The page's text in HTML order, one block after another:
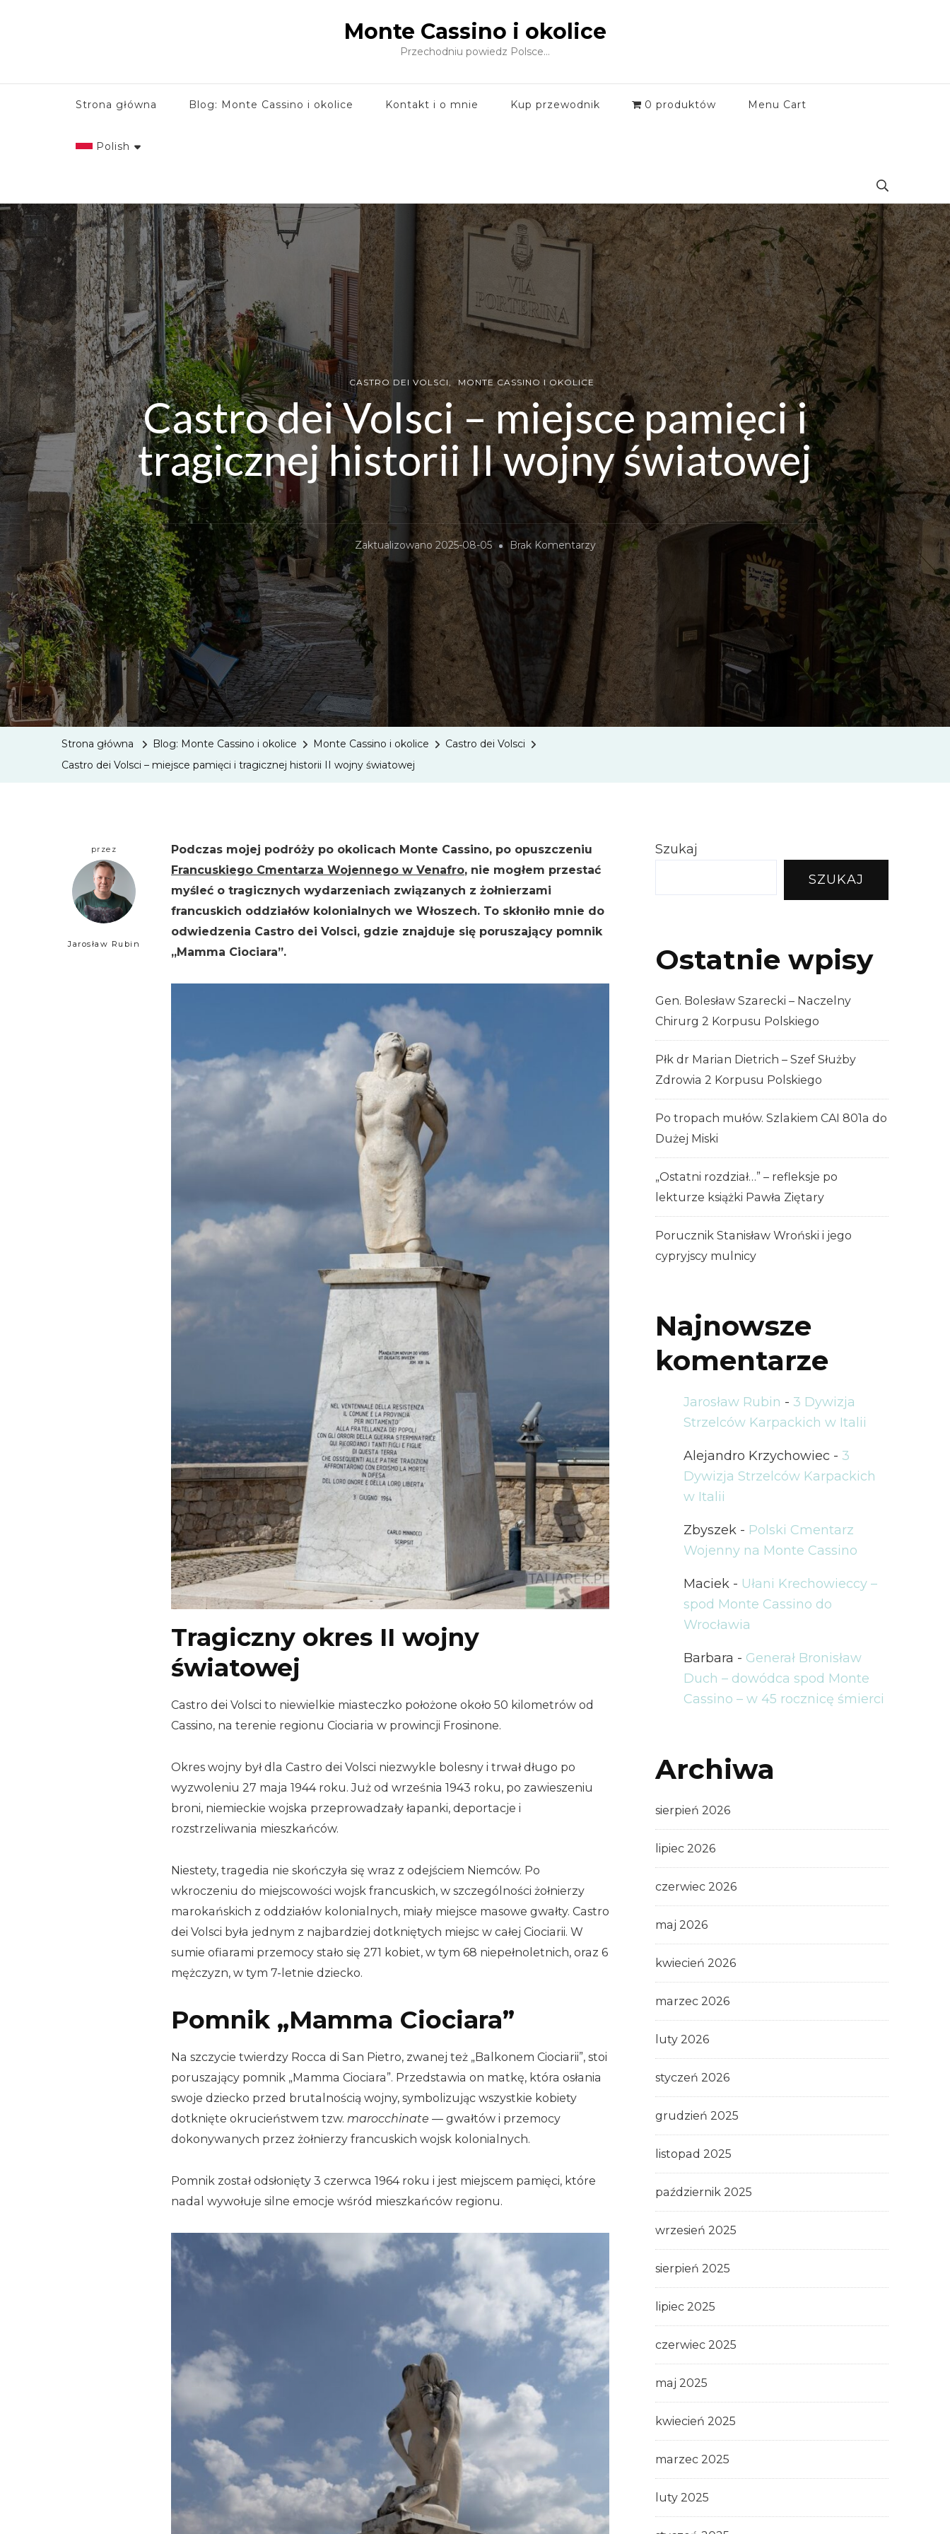
Monte Cassino i okolice
Przechodniu powiedz Polsce…
Strona główna Blog: Monte Cassino i okolice Kontakt i o mnie Kup przewodnik 0 produktów Menu Cart
Polish
Italian
Polish
Spanish
CASTRO DEI VOLSCI MONTE CASSINO I OKOLICE
Castro dei Volsci – miejsce pamięci i
tragicznej historii II wojny światowej
Zaktualizowano 2025-08-05 Brak KomentarzyDo
Castro
Dei
Volsci
Miejsce
Pamięci
I
Tragicznej
Historii
Strona główna Blog: Monte Cassino i okolice Monte Cassino i okolice
Castro dei Volsci
Castro dei Volsci – miejsce pamięci i tragicznej historii II wojny światowej
przez
Jarosław Rubin
Podczas mojej podróży po okolicach Monte Cassino, po opuszczeniu
Francuskiego Cmentarza Wojennego w Venafro, nie mogłem przestać
myśleć o tragicznych wydarzeniach związanych z żołnierzami
francuskich oddziałów kolonialnych we Włoszech. To skłoniło mnie do
odwiedzenia Castro dei Volsci, gdzie znajduje się poruszający pomnik
„Mamma Ciociara”.
Tragiczny okres II wojny
światowej
Castro dei Volsci to niewielkie miasteczko położone około 50 kilometrów od
Cassino, na terenie regionu Ciociaria w prowincji Frosinone.
Okres wojny był dla Castro dei Volsci niezwykle bolesny i trwał długo po
wyzwoleniu 27 maja 1944 roku. Już od września 1943 roku, po zawieszeniu
broni, niemieckie wojska przeprowadzały łapanki, deportacje i
rozstrzeliwania mieszkańców.
Niestety, tragedia nie skończyła się wraz z odejściem Niemców. Po
wkroczeniu do miejscowości wojsk francuskich, w szczególności żołnierzy
marokańskich z oddziałów kolonialnych, miały miejsce masowe gwałty. Castro
dei Volsci była jednym z najbardziej dotkniętych miejsc w całej Ciociarii. W
sumie ofiarami przemocy stało się 271 kobiet, w tym 68 niepełnoletnich, oraz 6
mężczyzn, w tym 7-letnie dziecko.
Pomnik „Mamma Ciociara”
Na szczycie twierdzy Rocca di San Pietro, zwanej też „Balkonem Ciociarii”, stoi
poruszający pomnik „Mamma Ciociara”. Przedstawia on matkę, która osłania
swoje dziecko przed brutalnością wojny, symbolizując wszystkie kobiety
dotknięte okrucieństwem tzw. marocchinate — gwałtów i przemocy
dokonywanych przez żołnierzy francuskich wojsk kolonialnych.
Pomnik został odsłonięty 3 czerwca 1964 roku i jest miejscem pamięci, które
nadal wywołuje silne emocje wśród mieszkańców regionu.
Szukaj
SZUKAJ
Ostatnie wpisy
Gen. Bolesław Szarecki – Naczelny
Chirurg 2 Korpusu Polskiego
Płk dr Marian Dietrich – Szef Służby
Zdrowia 2 Korpusu Polskiego
Po tropach mułów. Szlakiem CAI 801a do
Dużej Miski
„Ostatni rozdział…” – refleksje po
lekturze książki Pawła Ziętary
Porucznik Stanisław Wroński i jego
cypryjscy mulnicy
Najnowsze
komentarze
Jarosław Rubin - 3 Dywizja
Strzelców Karpackich w Italii
Alejandro Krzychowiec - 3
Dywizja Strzelców Karpackich
w Italii
Zbyszek - Polski Cmentarz
Wojenny na Monte Cassino
Maciek - Ułani Krechowieccy –
spod Monte Cassino do
Wrocławia
Barbara - Generał Bronisław
Duch – dowódca spod Monte
Cassino – w 45 rocznicę śmierci
Archiwa
sierpień 2026
lipiec 2026
czerwiec 2026
maj 2026
kwiecień 2026
marzec 2026
luty 2026
styczeń 2026
grudzień 2025
listopad 2025
październik 2025
wrzesień 2025
sierpień 2025
lipiec 2025
czerwiec 2025
maj 2025
kwiecień 2025
marzec 2025
luty 2025